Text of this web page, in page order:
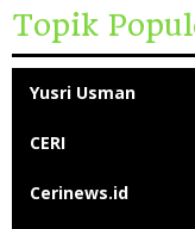
Topik
Yusri Usman
CERI
Cerinews.id